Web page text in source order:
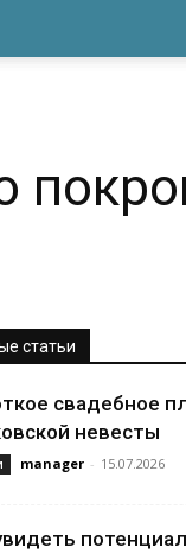
статьи
свадебное
невесты
manager - 15.07.2026